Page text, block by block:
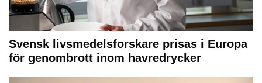
Svensk livsmedelsforskare prisas i Europa
för genombrott inom havredrycker